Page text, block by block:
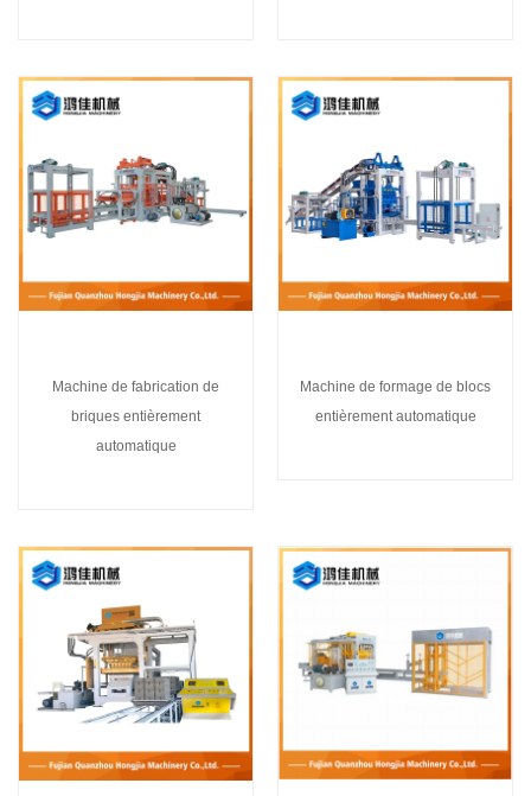
Machine de fabrication de
briques entièrement
automatique
Machine de formage de blocs
entièrement automatique